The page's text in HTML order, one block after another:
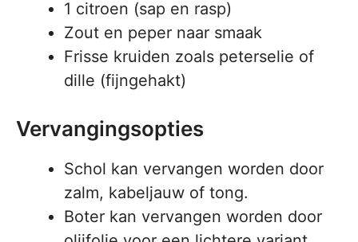
1 citroen (sap en rasp)
Zout en peper naar smaak
Frisse kruiden zoals peterselie of
dille (fijngehakt)
Vervangingsopties
Schol kan vervangen worden door
zalm, kabeljauw of tong.
Boter kan vervangen worden door